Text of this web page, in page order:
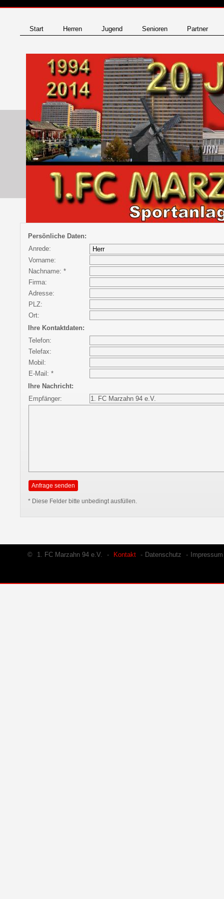
Persönliche Daten:
Anrede:
Vorname:
Nachname: *
Firma:
Adresse:
PLZ:
Ort:
Ihre Kontaktdaten:
Telefon:
Telefax:
Mobil:
E-Mail: *
Ihre Nachricht:
Empfänger:
* Diese Felder bitte unbedingt ausfüllen.
Start Herren Jugend Senioren Partner
© 1. FC Marzahn 94 e.V. - Kontakt - Datenschutz - Impressum